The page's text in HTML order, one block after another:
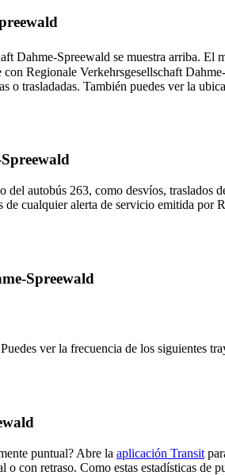
Spreewald se muestra arriba. El
Regionale Verkehrsgesellschaft
o trasladadas. También puedes ver la
autobús 263, como desvíos, traslados
cualquier alerta de servicio emitida por
Spreewald
ver la frecuencia de los siguientes
puntual? Abre la aplicación Transit
retraso. Como estas estadísticas de